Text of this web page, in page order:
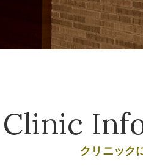
Clinic
クリニック